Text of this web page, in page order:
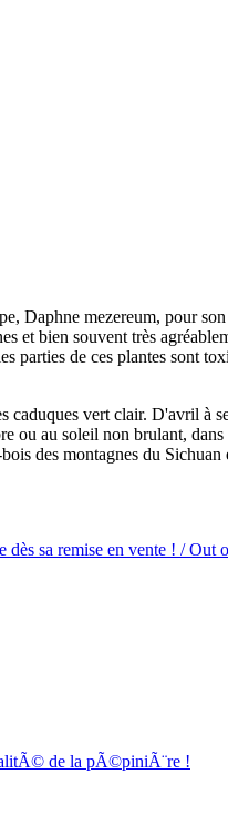
Daphne mezereum, pour
et bien souvent très
parties de ces plantes sont
vert clair. D'avril à
ou au soleil non brulant,
des montagnes du
sa remise en vente ! /
de la pÃ©piniÃ¨re !